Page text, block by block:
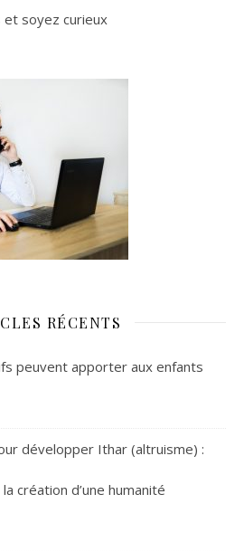
soyez curieux
RÉCENTS
peuvent apporter aux enfants
développer Ithar (altruisme) :
création d’une humanité